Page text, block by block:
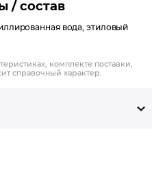
/ состав
вода, этиловый
комплекте поставки,
справочный характер.